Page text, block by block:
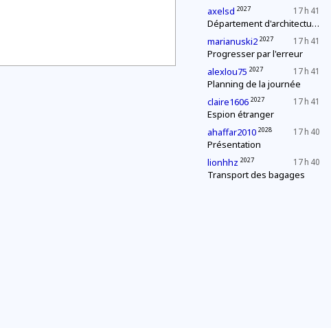
17 h 41
axelsd 2027
Département d'architecture : construction d'une pyramide
17 h 41
marianuski2 2027
Progresser par l'erreur
17 h 41
alexlou75 2027
Planning de la journée
17 h 41
claire1606 2027
Espion étranger
17 h 40
ahaffar2010 2028
Présentation
17 h 40
lionhhz 2027
Transport des bagages